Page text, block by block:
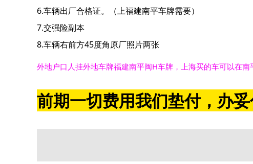
6.车辆出厂合格证。（上福建南平车牌需要）
7.交强险副本
8.车辆右前方45度角原厂照片两张
外地户口人挂外地车牌福建南平闽H车牌，上海买的车可以在
前期一切费用我们垫付，办